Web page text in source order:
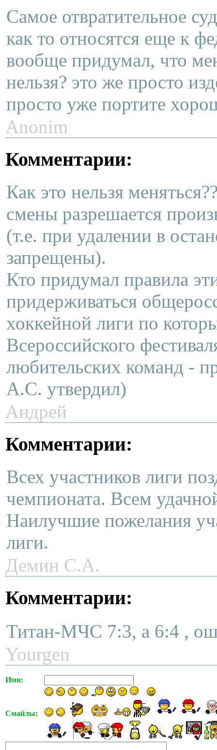
Самое отвратительное
как то относятся еще к
вообще придумал, что
нельзя? это же просто
просто уже портите
Anonim
Комментарии:
Как это нельзя
смены разрешается
(т.е. при удалении в
запрещены).
Кто придумал правила
придерживаться
хоккейной лиги по
Всероссийского
любительских команд -
А.С. утвердил)
Андрей
Комментарии:
Всех участников лиги
чемпионата. Всем
Наилучшие пожелания
лиги.
Демин С.А.
Комментарии:
Титан-МЧС 7:3, а 6:4 ,
Yourgen
Имя:
Смайлы: